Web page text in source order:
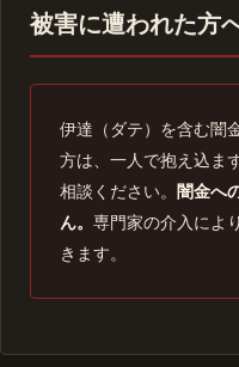
被害に遭われた方
伊達（ダテ）を含む闇
方は、一人で抱え込ま
相談ください。 闇金へ
ん。 専門家の介入によ
きます。